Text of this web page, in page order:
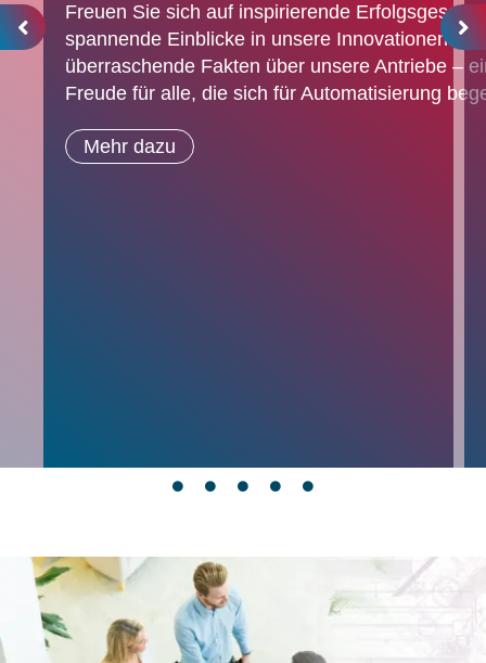
Freuen Sie sich auf inspirierende
spannende Einblicke in unsere Innovationen und
überraschende Fakten über unsere Antriebe –
Freude für alle, die sich für Automatisierung
Mehr dazu